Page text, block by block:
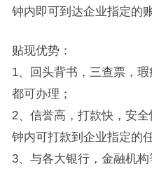
钟内即可到达企业指定的账
贴现优势：
1、回头背书，三查票，
都可办理；
2、信誉高，打款快，安
钟内可打款到企业指定的
3、与各大银行，金融机